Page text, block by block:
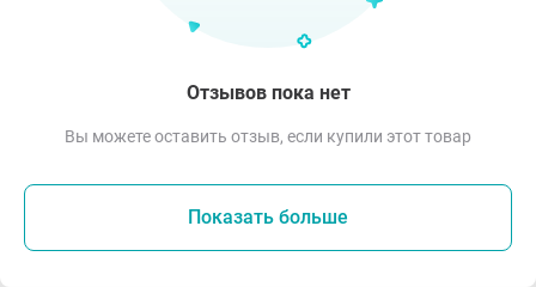
Отзывов пока нет
Вы можете оставить отзыв, если купили этот товар
Показать больше